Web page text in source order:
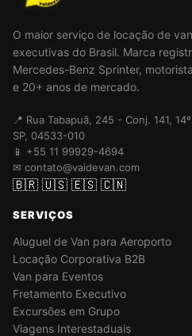
O maior serviço de locação de
executivas do Brasil. Marca
Mercedes-Benz Sprinter,
e 20+ anos de mercado.
📍 Rua Tabapuã, 245 - Conj. 141,
SP, 04533-010
📱 +55 11 99929-4694
✉ contato@vaidevan.com
🇧🇷 🇺🇸 🇪🇸 🇨🇳
SERVIÇOS
Aluguel de Van para Aeroporto
Locação Corporativa B2B
Van para Eventos
Fretamento Executivo
Excursões em Grupo
Viagens Interestaduais